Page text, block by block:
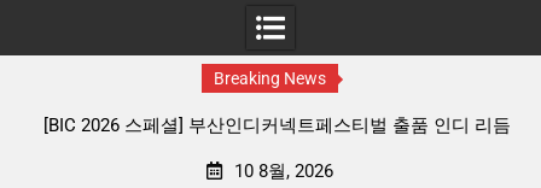
Breaking News
판타지 케이팝 애니메이션 ‘고스트밴드’ 8월 26일(수) 개봉
10 8월, 2026